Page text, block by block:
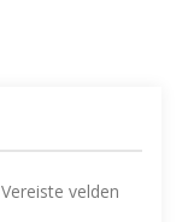
Vereiste velden